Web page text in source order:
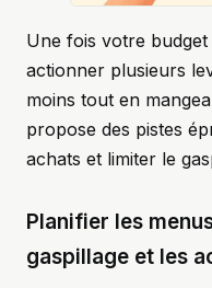
Une fois votre
actionner plusieurs
moins tout en
propose des pistes
achats et limiter le
Planifier les
gaspillage et les